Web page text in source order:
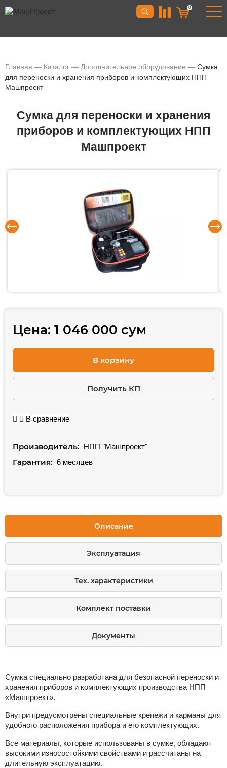
0
Главная — Каталог — Дополнительное оборудование — Сумка
для переноски и хранения приборов и комплектующих НПП
Машпроект
Сумка для переноски и хранения
приборов и комплектующих НПП
Машпроект
Цена: 1 046 000 сум
В корзину
Получить КП
В сравнение
Производитель: НПП "Машпроект"
Гарантия: 6 месяцев
Описание
Эксплуатация
Тех. характеристики
Комплект поставки
Документы
Сумка специально разработана для безопасной переноски и
хранения приборов и комплектующих производства НПП
«Машпроект».
Внутри предусмотрены специальные крепежи и карманы для
удобного расположения прибора и его комплектующих.
Все материалы, которые использованы в сумке, обладают
высокими износостойкими свойствами и рассчитаны на
длительную эксплуатацию.